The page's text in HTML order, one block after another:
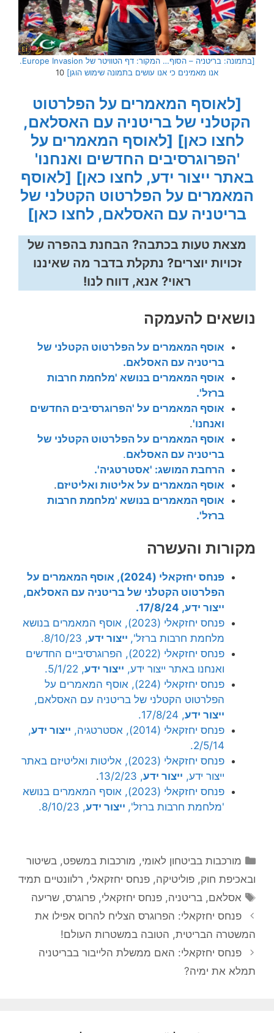
[בתמונה: בריטניה – הסוף… המקור: דף הטוויטר של Europe Invasion.
אנו מאמינים כי אנו עושים בתמונה שימוש הוגן]
[לאוסף המאמרים על הפלרטוט
הקטלני של בריטניה עם האסלאם,
לחצו כאן] [לאוסף המאמרים על
'הפרוגרסיבים החדשים ואנחנו'
באתר ייצור ידע, לחצו כאן] [לאוסף
המאמרים על הפלרטוט הקטלני של
בריטניה עם האסלאם, לחצו כאן]
מצאת טעות בכתבה? הבחנת בהפרה של
זכויות יוצרים? נתקלת בדבר מה שאיננו
ראוי? אנא, דווח לנו!
נושאים להעמקה
אוסף המאמרים על הפלרטוט הקטלני של
בריטניה עם האסלאם.
אוסף המאמרים בנושא 'מלחמת חרבות
ברזל'.
אוסף המאמרים על 'הפרוגרסיבים החדשים
ואנחנו'.
אוסף המאמרים על הפלרטוט הקטלני של
בריטניה עם האסלאם.
הרחבת המושג: 'אסטרטגיה'.
אוסף המאמרים על אליטות ואליטיזם.
אוסף המאמרים בנושא 'מלחמת חרבות
ברזל'.
מקורות והעשרה
פנחס יחזקאלי (2024), אוסף המאמרים על
הפלרטוט הקטלני של בריטניה עם האסלאם,
ייצור ידע, 17/8/24.
פנחס יחזקאלי (2023), אוסף המאמרים בנושא
מלחמת חרבות ברזל', ייצור ידע, 8/10/23.
פנחס יחזקאלי (2022), הפרוגרסיביים החדשים
ואנחנו באתר ייצור ידע, ייצור ידע, 5/1/22.
פנחס יחזקאלי (224), אוסף המאמרים על
הפלרטוט הקטלני של בריטניה עם האסלאם,
ייצור ידע, 17/8/24.
פנחס יחזקאלי (2014), אסטרטגיה,
ייצור ידע,
2/5/14.
פנחס יחזקאלי (2023), אליטות ואליטיזם באתר
ייצור ידע, ייצור ידע, 13/2/23
.
פנחס יחזקאלי (2023), אוסף המאמרים בנושא
'מלחמת חרבות ברזל', ייצור ידע, 8/10/23.
קטגוריות
מורכבות בביטחון לאומי, מורכבות במשפט, בשיטור
ובאכיפת חוק, פוליטיקה, פנחס יחזקאלי, רלוונטיים תמיד
תגיות
אסלאם,בריטניה,פנחס יחזקאלי,פרוגרס,שריעה
פנחס יחזקאלי: הפרוגרס הצליח להרוס אפילו את
המשטרה הבריטית, הטובה במשטרות העולם!
פנחס יחזקאלי: האם ממשלת הלייבור בבריטניה
תמלא את ימיה?